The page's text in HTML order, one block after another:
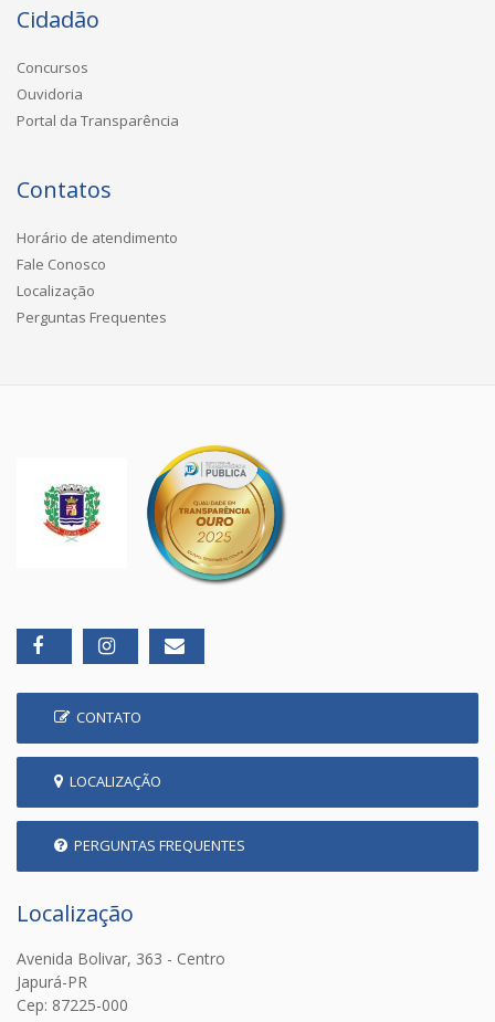
Cidadão
Concursos
Ouvidoria
Portal da Transparência
Contatos
Horário de atendimento
Fale Conosco
Localização
Perguntas Frequentes
CONTATO
LOCALIZAÇÃO
PERGUNTAS FREQUENTES
Localização
Avenida Bolivar, 363 - Centro
Japurá-PR
Cep: 87225-000